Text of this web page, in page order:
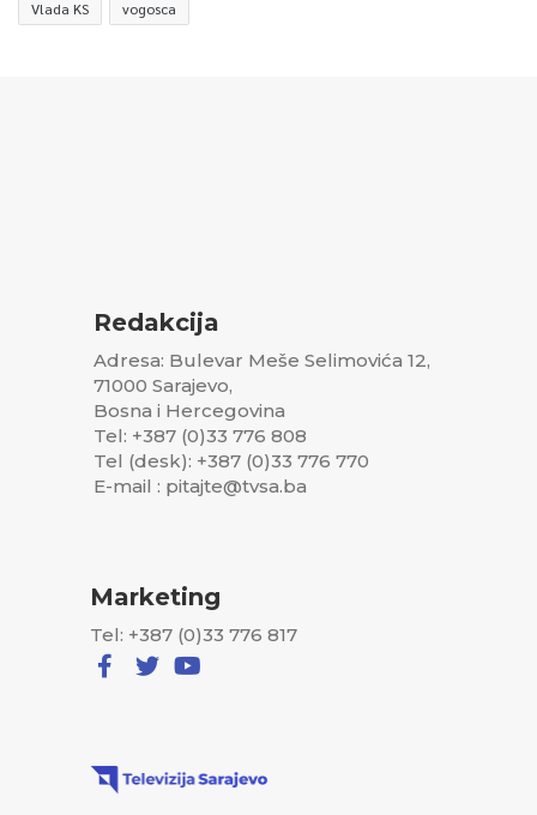
Vlada KS vogosca
Redakcija
Adresa: Bulevar Meše Selimovića 12,
71000 Sarajevo,
Bosna i Hercegovina
Tel: +387 (0)33 776 808
Tel (desk): +387 (0)33 776 770
E-mail : pitajte@tvsa.ba
Marketing
Tel: +387 (0)33 776 817